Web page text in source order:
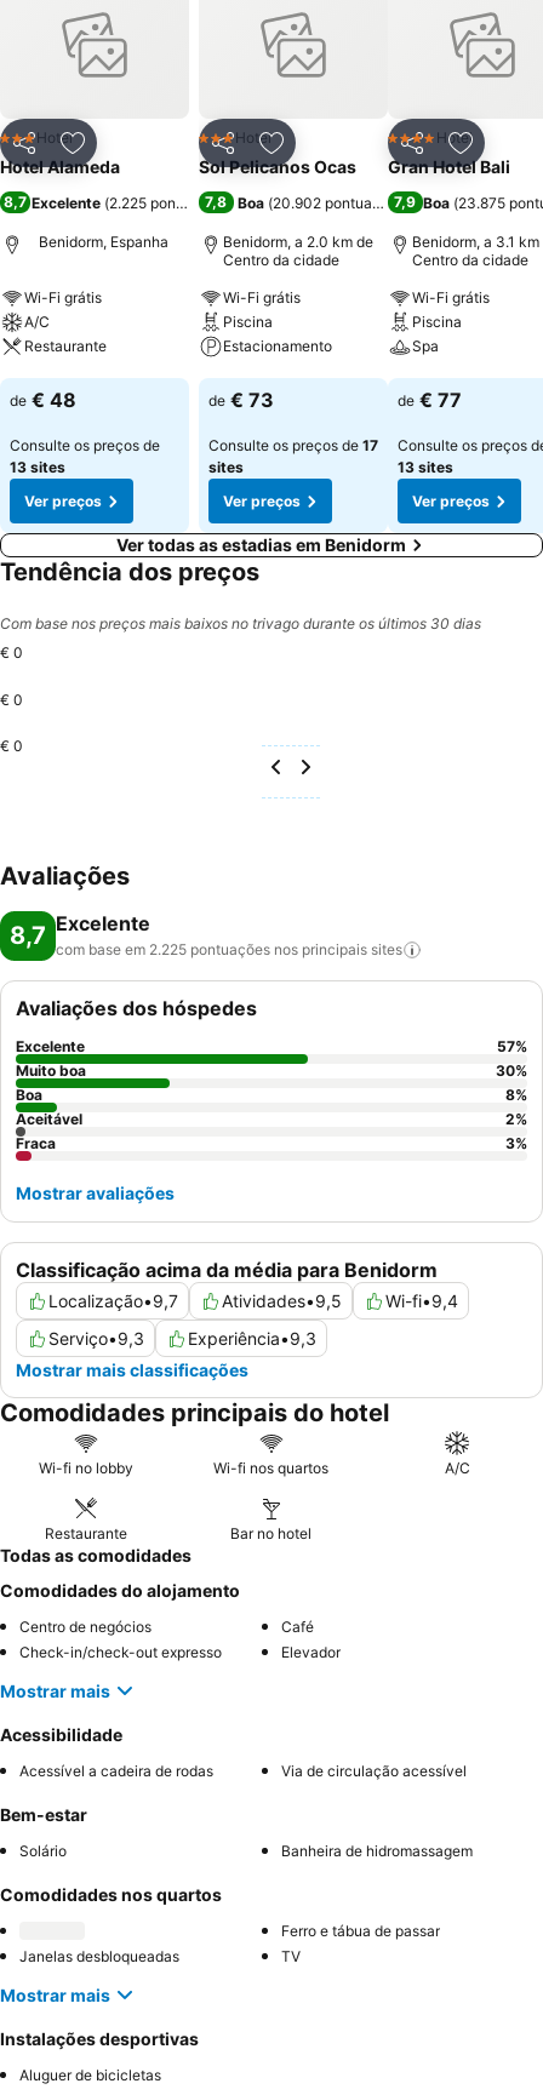
PartilharAdicionar aos favoritos
3 Estrelas
Hotel
Hotel Alameda
8,7 Excelente (2.225 pontuações )
Benidorm, Espanha
Wi-Fi grátis
A/C
Restaurante
Ver preços
de € 48
Consulte os preços de
13 sites
Ver preços
PartilharAdicionar aos favoritos
3 Estrelas
Hotel
Sol Pelicanos Ocas
7,8 Boa (20.902 pontuações)
Benidorm, a 2.0 km de
Centro da cidade
Wi-Fi grátis
Piscina
Estacionamento
Ver preços
de € 73
Consulte os preços de 17
sites
Ver preços
Partilhar
4 EstrelasHotel
Gran Hotel Bali
7,9 Boa (23.875
Benidorm, a 3.1 km
Centro da cidade
Wi-Fi grátis
Piscina
Spa
Ver preços
de € 77
Consulte os preços
13 sites
Ver preços
Ver todas as estadias em Benidorm
Tendência dos preços
Com base nos preços mais baixos no trivago durante os últimos 30 dias
€ 0
€ 0
€ 0
Avaliações
8,7 Excelente
com base em 2.225 pontuações nos principais sites
Classificação acima da média para Benidorm
Localização•9,7 Atividades•9,5 Wi-fi•9,4
Serviço•9,3 Experiência•9,3
Mostrar mais classificações
Avaliações dos hóspedes
Excelente 57%
Muito boa
30%
Boa
8%
Aceitável
2%
Fraca
3%
Mostrar avaliações
Comodidades principais do hotel
Wi-fi no lobby Wi-fi nos quartos A/C
Restaurante Bar no hotel
Todas as comodidades
Comodidades do alojamento
Centro de negócios
Café
Check-in/check-out expresso
Elevador
Mostrar mais
Acessibilidade
Acessível a cadeira de rodas Via de circulação acessível
Bem-estar
Solário Banheira de hidromassagem
Comodidades nos quartos
Ferro e tábua de passar
Janelas desbloqueadas
TV
Mostrar mais
Instalações desportivas
Aluguer de bicicletas